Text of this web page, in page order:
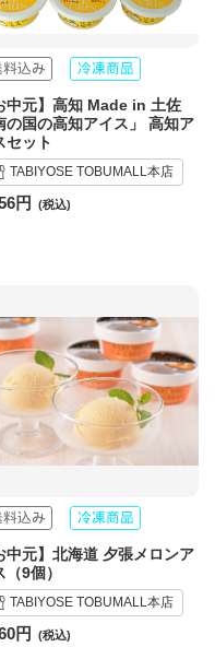
中元】高知 Made in 土佐
の国の高知アイス」 高知ア
セット
TABIYOSE TOBUMALL本店
円
中元】北海道 夕張メロンア
（9個）
TABIYOSE TOBUMALL本店
円